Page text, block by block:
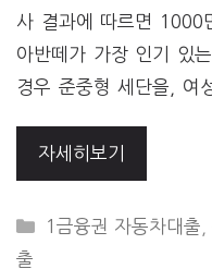
사 결과에 따르면 1000
아반떼가 가장 인기 있
경우 준중형 세단을, 여
자세히보기
CATEGORIES
1금융권 자동차대출 ,
출